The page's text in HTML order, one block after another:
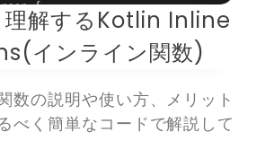
理解するKotlin Inline
インライン関数)
数の説明や使い方、メリット
べく簡単なコードで解説して